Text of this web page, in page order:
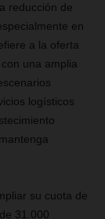
reducción de
en
a la oferta
una amplia
logísticos
su cuota de
31.000